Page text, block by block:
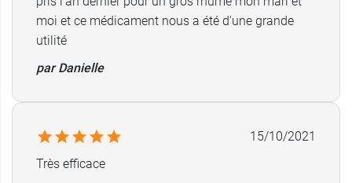
moi et ce médicament nous a été d'une grande
utilité
par Danielle
15/10/2021
Très efficace